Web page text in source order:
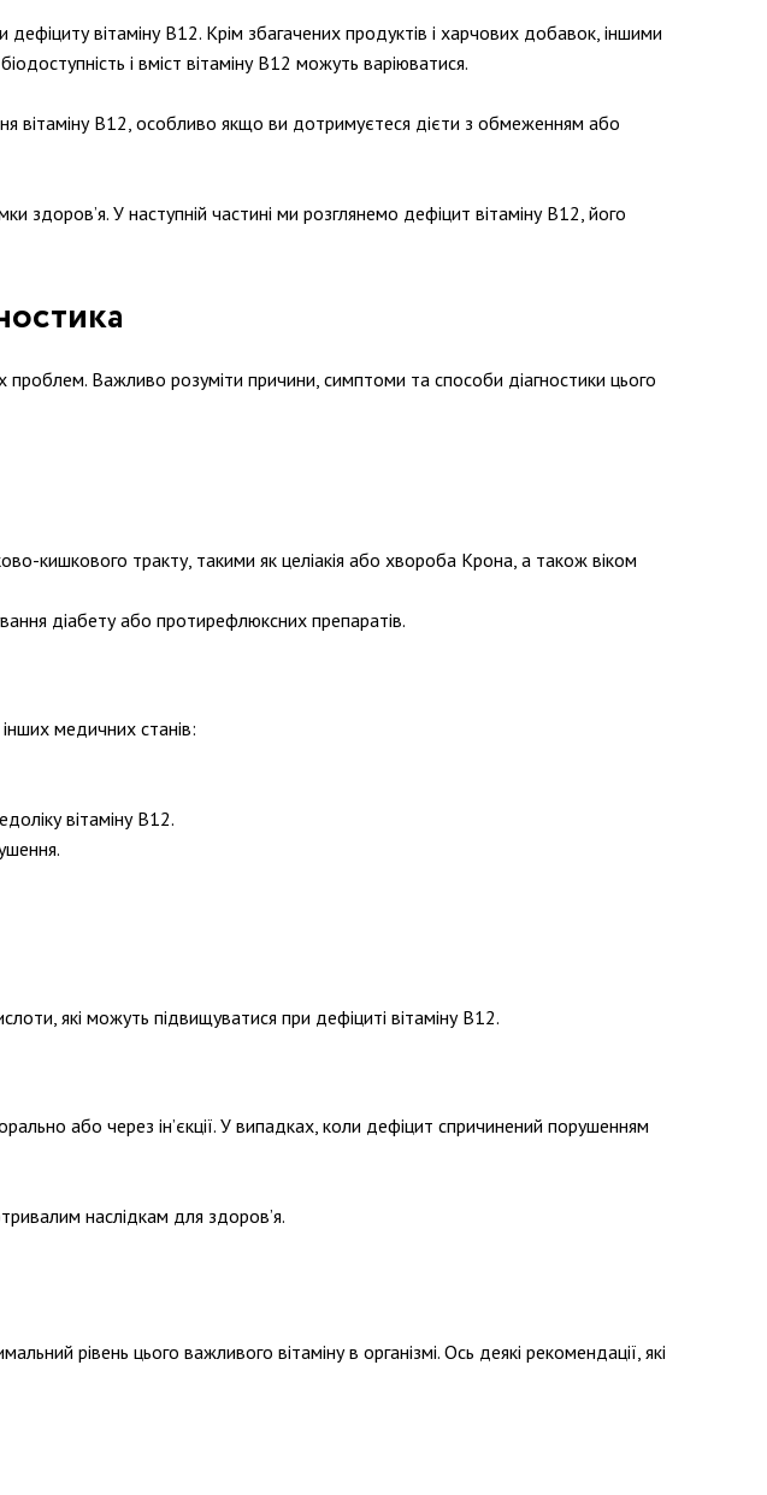
вітаміну В12. Крім збагачених продуктів і харчових добавок, іншими
і вміст вітаміну В12 можуть варіюватися.
вітаміну В12, особливо якщо ви дотримуєтеся дієти з обмеженням або
здоров’я. У наступній частині ми розглянемо дефіцит вітаміну В12, його
Важливо розуміти причини, симптоми та способи діагностики цього
кишкового тракту, такими як целіакія або хвороба Крона, а також віком
діабету або протирефлюксних препаратів.
медичних станів:
вітаміну В12.
які можуть підвищуватися при дефіциті вітаміну В12.
або через ін’єкції. У випадках, коли дефіцит спричинений порушенням
наслідкам для здоров’я.
рівень цього важливого вітаміну в організмі. Ось деякі рекомендації, які